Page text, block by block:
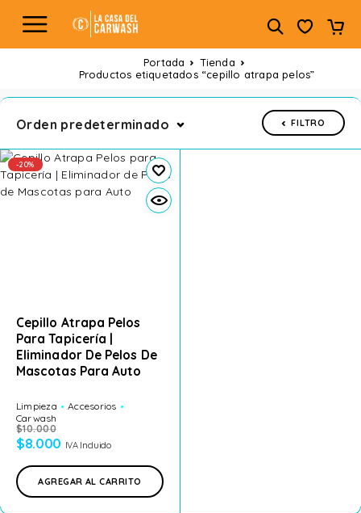
Portada
Tienda
Productos etiquetados “cepillo atrapa pelos”
Orden predeterminado FILTRO
-20%
Cepillo Atrapa Pelos
Para Tapicería |
Eliminador De Pelos De
Mascotas Para Auto
Limpieza
Accesorios
Carwash
$10.000
$8.000 IVA Incluido
AGREGAR AL CARRITO